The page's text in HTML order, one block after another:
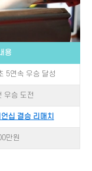
내용
5연속 우승 달성
우승 도전
십 결승 리매치
만원